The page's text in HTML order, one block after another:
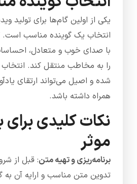
یکی از اولین گام‌ها برای تولید
انتخاب یک گوینده مناسب است.
با صدای خوب و متعادل،
را به مخاطب منتقل کند.
شده و اصیل می‌تواند ارتقای
همراه داشته باشد.
نکات کلیدی برای
موثر
برنامه‌ریزی و تهیه متن: قبل از
تدوین متن مناسب و ارایه آن به